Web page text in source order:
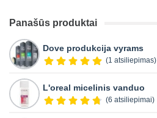
Panašūs produktai
Dove produkcija vyrams
(1 atsiliepimas)
L'oreal micelinis vanduo
(6 atsiliepimai)